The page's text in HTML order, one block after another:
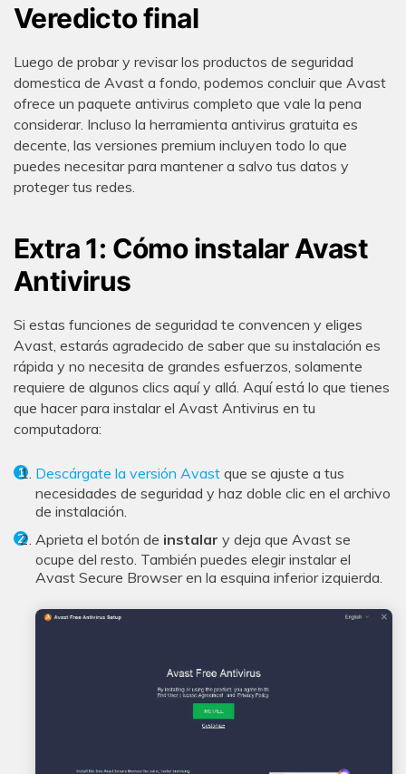
Veredicto final
Luego de probar y revisar los productos de seguridad
domestica de Avast a fondo, podemos concluir que Avast
ofrece un paquete antivirus completo que vale la pena
considerar. Incluso la herramienta antivirus gratuita es
decente, las versiones premium incluyen todo lo que
puedes necesitar para mantener a salvo tus datos y
proteger tus redes.
Extra 1: Cómo instalar Avast
Antivirus
Si estas funciones de seguridad te convencen y eliges
Avast, estarás agradecido de saber que su instalación es
rápida y no necesita de grandes esfuerzos, solamente
requiere de algunos clics aquí y allá. Aquí está lo que tienes
que hacer para instalar el Avast Antivirus en tu
computadora:
Descárgate la versión Avast que se ajuste a tus
necesidades de seguridad y haz doble clic en el archivo
de instalación.
Aprieta el botón de instalar y deja que Avast se
ocupe del resto. También puedes elegir instalar el
Avast Secure Browser en la esquina inferior izquierda.